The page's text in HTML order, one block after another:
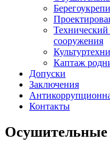
Технический
сооружения
Каптаж
Допуски
Заключения
Контакты
Осушительные